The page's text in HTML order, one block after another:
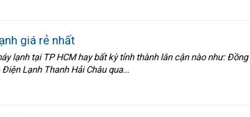
giá rẻ nhất
lạnh tại TP HCM hay bất kỳ tỉnh thành lân cận nào như:
Lạnh Thanh Hải Châu qua...